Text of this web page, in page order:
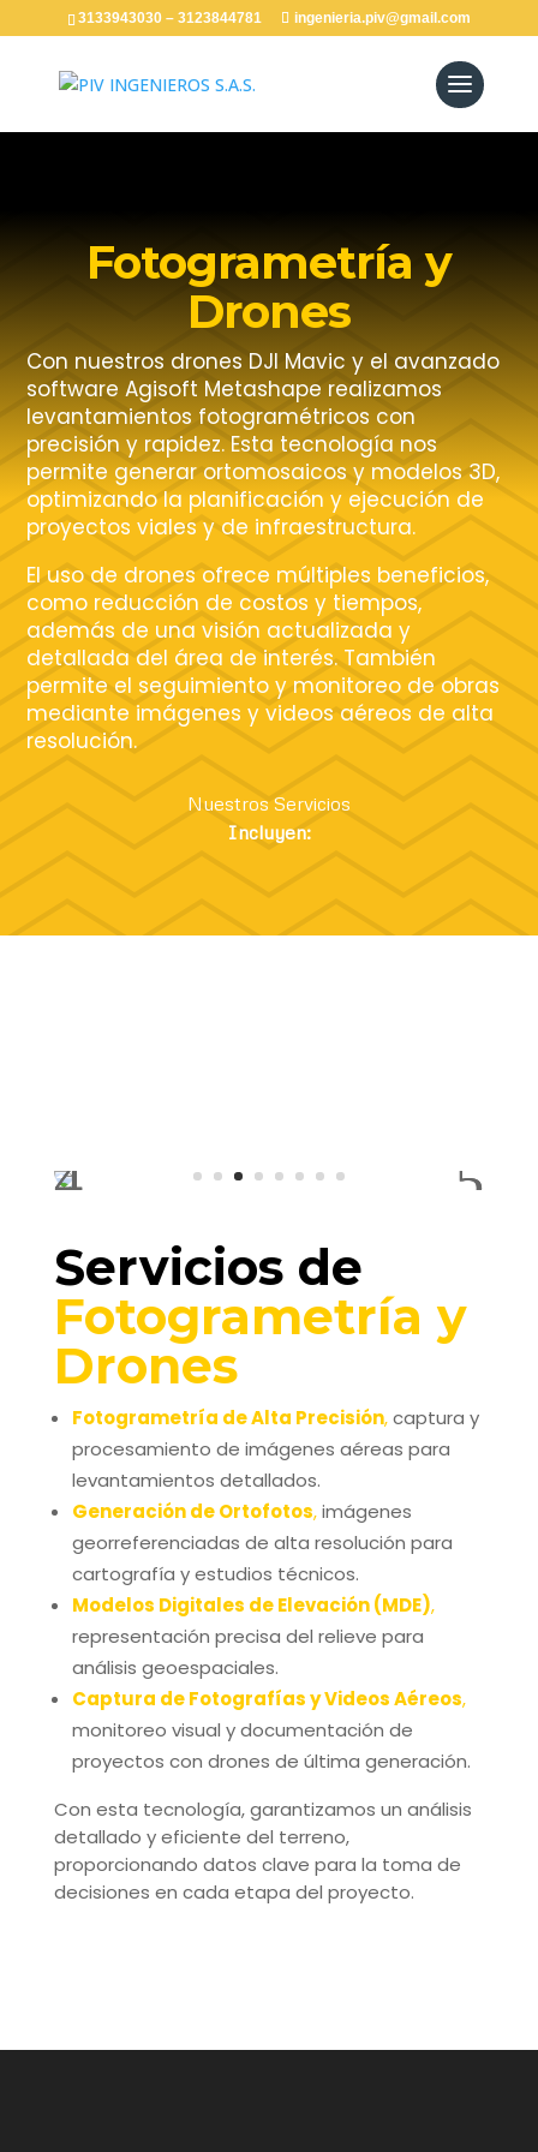
3133943030 – 3123844781 ingenieria.piv@gmail.com
Fotogrametría y
Drones
Con nuestros drones DJI Mavic y el avanzado
software Agisoft Metashape realizamos
levantamientos fotogramétricos con
precisión y rapidez. Esta tecnología nos
permite generar ortomosaicos y modelos 3D,
optimizando la planificación y ejecución de
proyectos viales y de infraestructura.
El uso de drones ofrece múltiples beneficios,
como reducción de costos y tiempos,
además de una visión actualizada y
detallada del área de interés. También
permite el seguimiento y monitoreo de obras
mediante imágenes y videos aéreos de alta
resolución.
Nuestros Servicios
Incluyen:
Servicios de
Fotogrametría y
Drones
Fotogrametría de Alta Precisión,captura y
levantamientos detallados.
Generación de Ortofotos
imágenes
georreferenciadas de alta resolución para